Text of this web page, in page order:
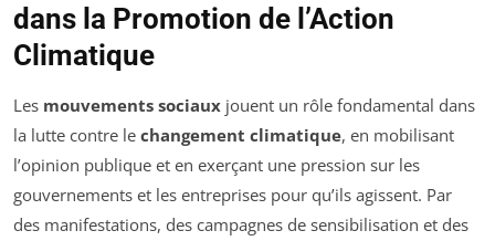
dans la Promotion de l’Action
Climatique
Les mouvements sociaux jouent un rôle fondamental dans
la lutte contre le changement climatique, en mobilisant
l’opinion publique et en exerçant une pression sur les
gouvernements et les entreprises pour qu’ils agissent. Par
des manifestations, des campagnes de sensibilisation et des